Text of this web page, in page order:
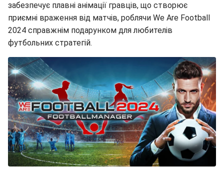
забезпечує плавні анімації гравців, що створює
приємні враження від матчів, роблячи We Are Football
2024 справжнім подарунком для любителів
футбольних стратегій.